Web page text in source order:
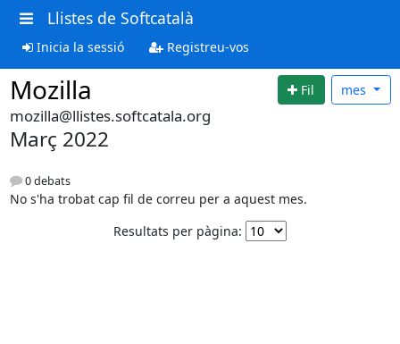
Llistes de Softcatalà
Inicia la sessió Registreu-vos
Mozilla Fil mes
mozilla@llistes.softcatala.org
Març 2022
0 debats
No s'ha trobat cap fil de correu per a aquest mes.
Resultats per pàgina: